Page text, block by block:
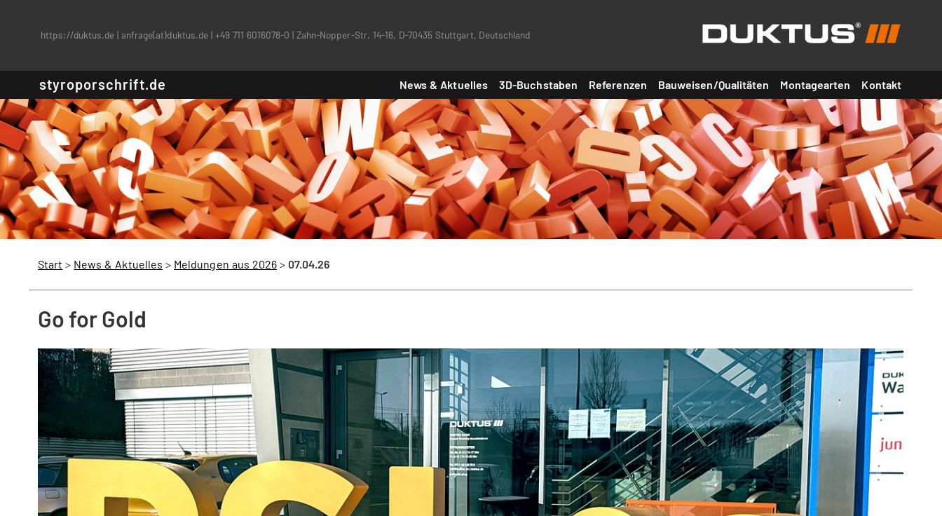
https://duktus.de | anfrage(at)duktus.de | +49 711 6016078-0 | Zahn-Nopper-Str. 14-16, D-70435 Stuttgart, Deutschland
styroporschrift.de News & Aktuelles 3D-Buchstaben Referenzen Bauweisen/Qualitäten Montagearten Kontakt
Start > News & Aktuelles > Meldungen aus 2026 > 07.04.26
Go for Gold